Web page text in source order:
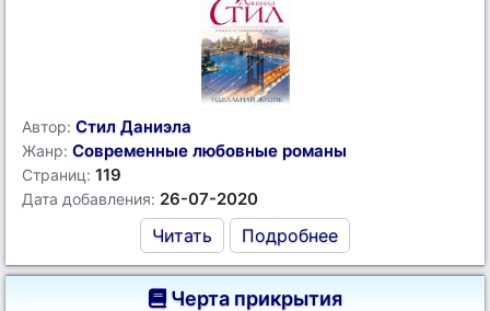
Автор: Стил Даниэла
Жанр: Современные любовные романы
Страниц: 119
Дата добавления: 26-07-2020
Читать Подробнее
Черта прикрытия